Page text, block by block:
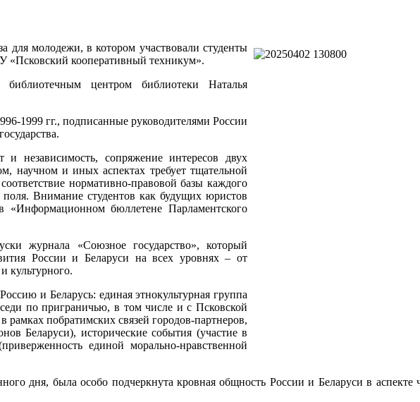
для молодежи, в котором участвовали студенты
«Псковский кооперативный техникум».
центром библиотеки Наталья
1999 гг., подписанные руководителями России
и независимость, сопряжение интересов двух
научном и иных аспектах требует тщательной
нормативно-правовой базы каждого
поля. Внимание студентов как будущих юристов
бюллетене Парламентского
журнала «Союзное государство», который
России и Беларуси на всех уровнях – от
культурного.
и Беларусь: единая этнокультурная группа
по приграничью, в том числе и с Псковской
рамках побратимских связей городов-партнеров,
Беларуси), исторические события (участие в
единой морально-нравственной
дня, была особо подчеркнута кровная общность России и Беларуси в аспекте